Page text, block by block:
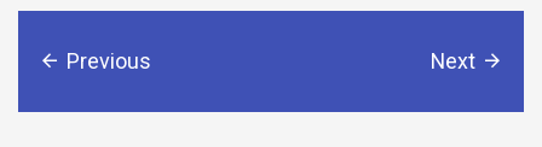
Previous Next